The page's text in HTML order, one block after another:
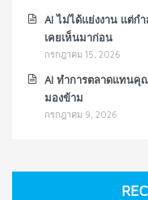
AI ไม่ได้แย่งงาน แต่ก
เคยเห็นมาก่อน
กรกฎาคม 15, 2026
AI ทำการตลาดแทนคุ
มองข้าม
กรกฎาคม 9, 2026